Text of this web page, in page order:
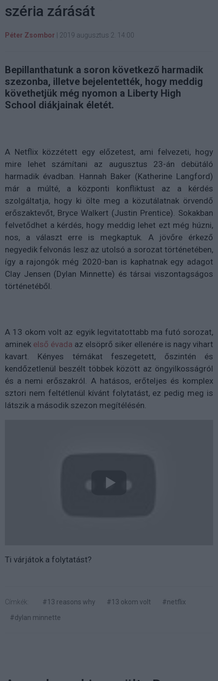
széria zárását
Péter Zsombor 2019 augusztus 2. 14:00
Bepillanthatunk a soron következő harmadik
szezonba, illetve bejelentették, hogy meddig
követhetjük még nyomon a Liberty High
School diákjainak életét.
A Netflix közzétett egy előzetest, ami felvezeti, hogy
mire lehet számítani az augusztus 23-án debütáló
harmadik évadban. Hannah Baker (Katherine Langford)
már a múlté, a központi konfliktust az a kérdés
szolgáltatja, hogy ki ölte meg a közutálatnak örvendő
erőszaktevőt, Bryce Walkert (Justin Prentice). Sokakban
felvetődhet a kérdés, hogy meddig lehet ezt még húzni,
nos, a választ erre is megkaptuk. A jövőre érkező
negyedik felvonás lesz az utolsó a sorozat történetében,
így a rajongók még 2020-ban is kaphatnak egy adagot
Clay Jensen (Dylan Minnette) és társai viszontagságos
történetéből.
A 13 okom volt az egyik legvitatottabb ma futó sorozat,
aminek első évada az elsöprő siker ellenére is nagy vihart
kavart. Kényes témákat feszegetett, őszintén és
kendőzetlenül beszélt többek között az öngyilkosságról
és a nemi erőszakról. A hatásos, erőteljes és komplex
sztori nem feltétlenül kívánt folytatást, ez pedig meg is
látszik a második szezon megítélésén.
Ti várjátok a folytatást?
Címkék: #13 reasons why #13 okom volt
#netflix
#dylan minnette